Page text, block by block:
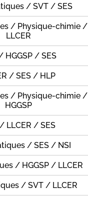
/ SVT / SES
/ Physique-chimie /
LLCER
HGGSP / SES
/ SES / HLP
/ Physique-chimie /
HGGSP
LLCER / SES
/ SES / NSI
/ HGGSP / LLCER
/ SVT / LLCER